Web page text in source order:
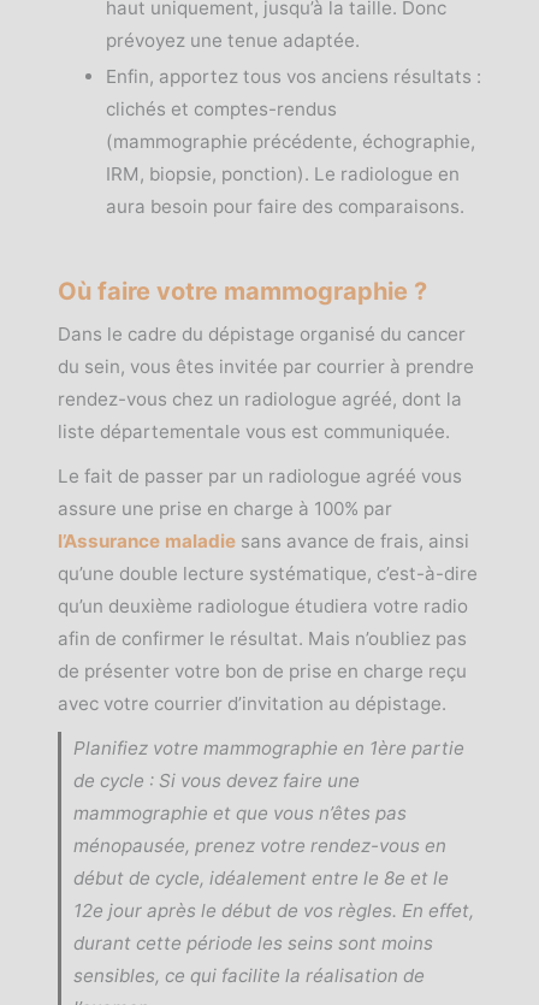
haut uniquement, jusqu’à la taille. Donc
prévoyez une tenue adaptée.
Enfin, apportez tous vos anciens résultats :
clichés et comptes-rendus
(mammographie précédente, échographie,
IRM, biopsie, ponction). Le radiologue en
aura besoin pour faire des comparaisons.
Où faire votre mammographie ?
Dans le cadre du dépistage organisé du cancer
du sein, vous êtes invitée par courrier à prendre
rendez-vous chez un radiologue agréé, dont la
liste départementale vous est communiquée.
Le fait de passer par un radiologue agréé vous
assure une prise en charge à 100% par
l’Assurance maladie sans avance de frais, ainsi
qu’une double lecture systématique, c’est-à-dire
qu’un deuxième radiologue étudiera votre radio
afin de confirmer le résultat. Mais n’oubliez pas
de présenter votre bon de prise en charge reçu
avec votre courrier d’invitation au dépistage.
Planifiez votre mammographie en 1ère partie
de cycle : Si vous devez faire une
mammographie et que vous n’êtes pas
ménopausée, prenez votre rendez-vous en
début de cycle, idéalement entre le 8e et le
12e jour après le début de vos règles. En effet,
durant cette période les seins sont moins
sensibles, ce qui facilite la réalisation de